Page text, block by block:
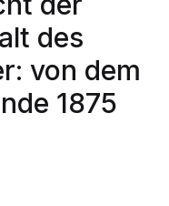
des
von dem
1875